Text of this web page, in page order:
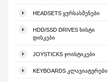
HEADSETS ᲧᲣᲠᲡᲐᲡᲛᲔᲜᲔᲑᲘ
HDD/SSD DRIVES ᲮᲘᲡᲢᲘ
ᲓᲘᲡᲙᲔᲑᲘ
JOYSTICKS ᲯᲝᲘᲡᲢᲘᲙᲔᲑᲘ
KEYBOARDS ᲙᲚᲐᲕᲘᲐᲢᲣᲠᲔᲑᲘ